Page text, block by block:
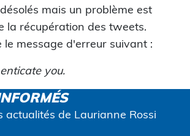
mais un problème est
la récupération des tweets.
message d'erreur suivant :
you.
actualités de Laurianne Rossi